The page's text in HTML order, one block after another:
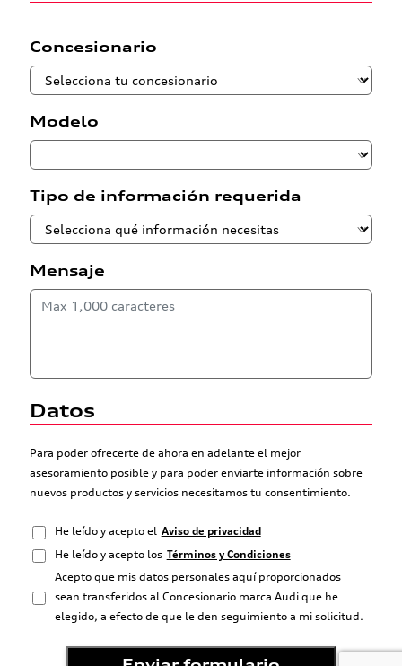
Concesionario
Modelo
Tipo de información requerida
Mensaje
Datos
Para poder ofrecerte de ahora en adelante el mejor
asesoramiento posible y para poder enviarte información sobre
nuevos productos y servicios necesitamos tu consentimiento.
He leído y acepto el Aviso de privacidad
He leído y acepto los Términos y Condiciones
Acepto que mis datos personales aquí proporcionados
sean transferidos al Concesionario marca Audi que he
elegido, a efecto de que le den seguimiento a mi solicitud.